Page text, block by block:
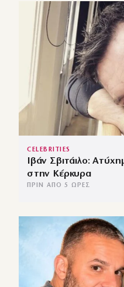
CELEBRITIES
Ιβάν Σβιτάιλο:
στην Κέρκυρα
ΠΡΙΝ ΑΠΌ 5 ΏΡΕΣ